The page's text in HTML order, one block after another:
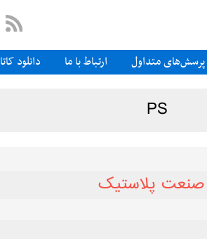
پرسش‌های متداول ارتباط با ما دانلود
PS
صنعت پلاستیک